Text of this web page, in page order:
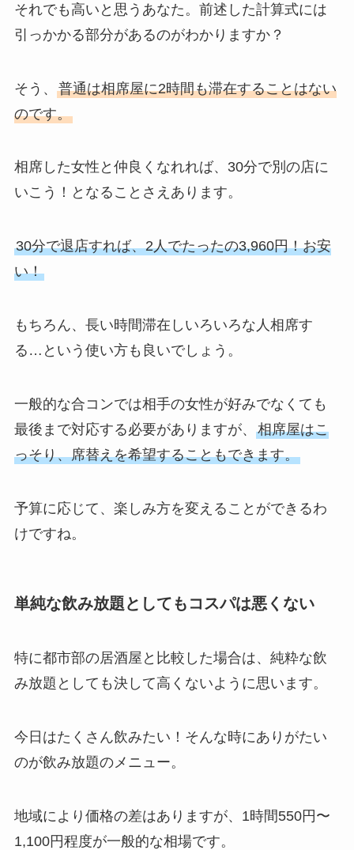
それでも高いと思うあなた。前述した計算式には
引っかかる部分があるのがわかりますか？
そう、 普通は相席屋に2時間も滞在することはない
のです。
相席した女性と仲良くなれれば、30分で別の店に
いこう！となることさえあります。
30分で退店すれば、2人でたったの3,960円！お安
い！
もちろん、長い時間滞在しいろいろな人相席す
る…という使い方も良いでしょう。
一般的な合コンでは相手の女性が好みでなくても
最後まで対応する必要がありますが、 相席屋はこ
っそり、席替えを希望することもできます。
予算に応じて、楽しみ方を変えることができるわ
けですね。
単純な飲み放題としてもコスパは悪くない
特に都市部の居酒屋と比較した場合は、純粋な飲
み放題としても決して高くないように思います。
今日はたくさん飲みたい！そんな時にありがたい
のが飲み放題のメニュー。
地域により価格の差はありますが、1時間550円〜
1,100円程度が一般的な相場です。